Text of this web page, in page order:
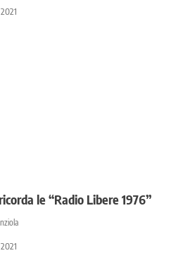
le “Radio Libere 1976”